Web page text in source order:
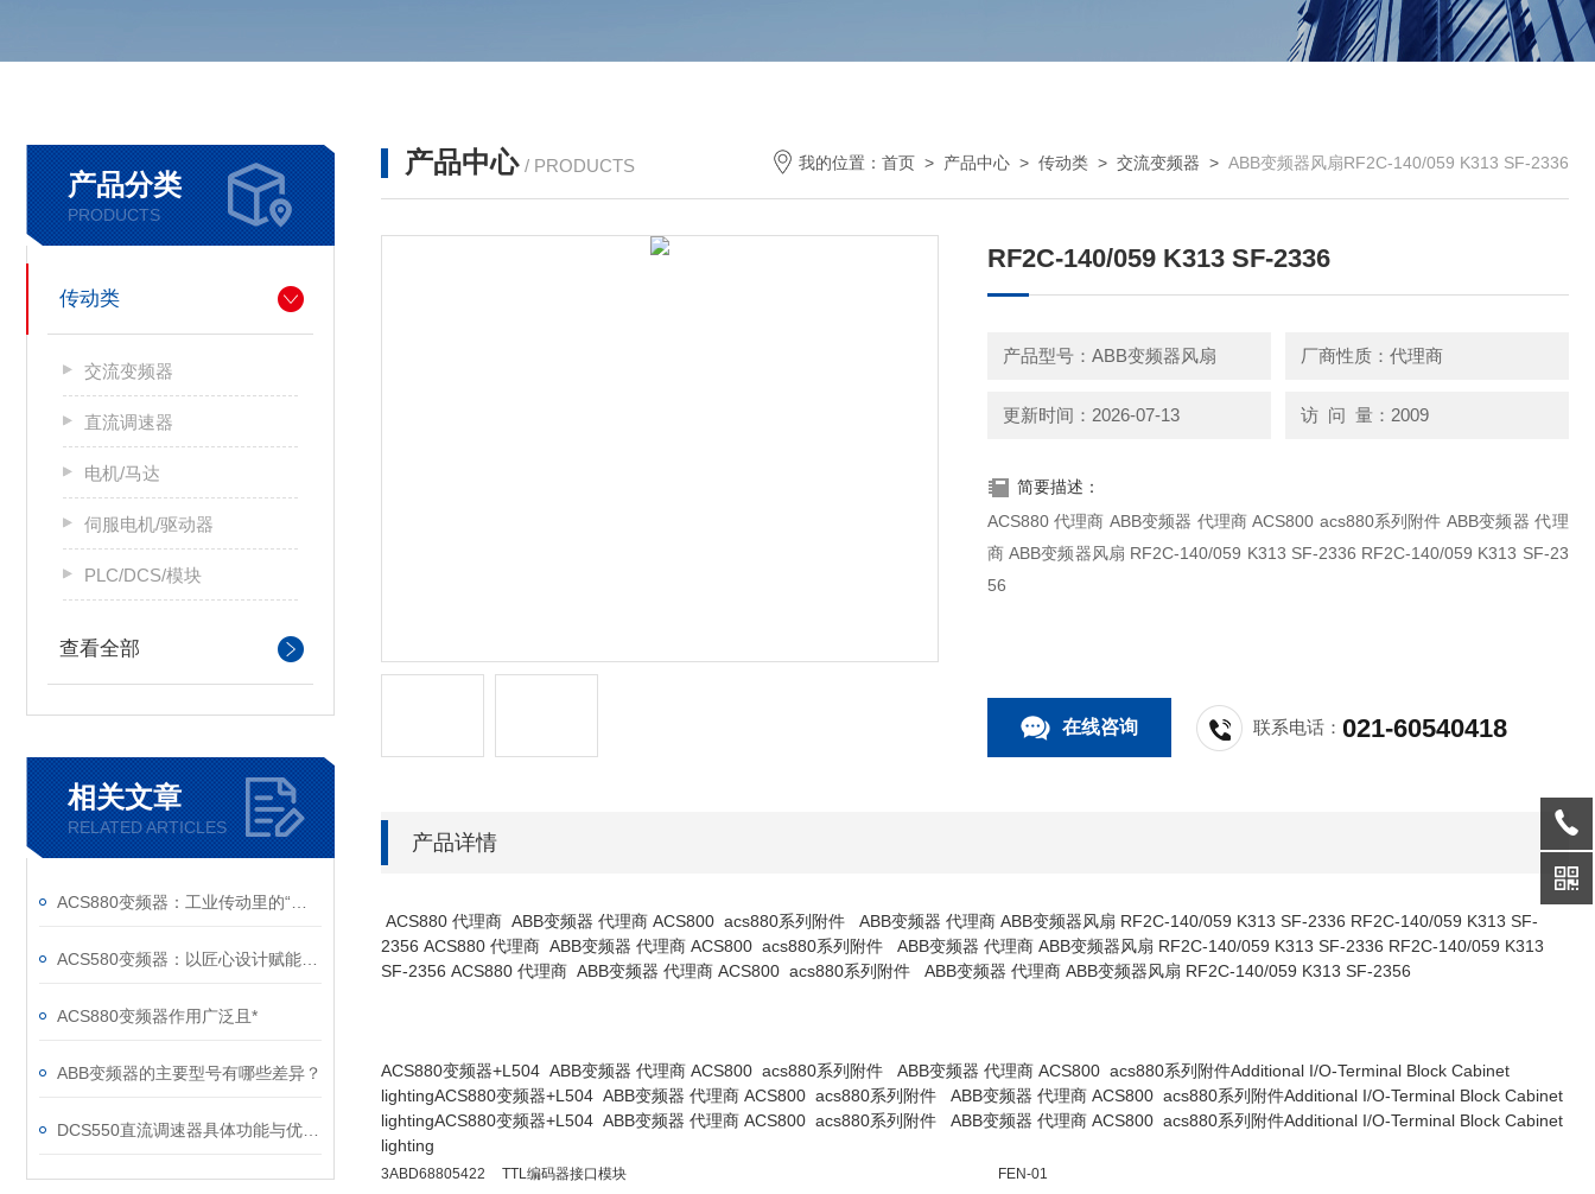
产品分类
PRODUCTS
传动类
交流变频器
直流调速器
电机/马达
伺服电机/驱动器
PLC/DCS/模块
查看全部
相关文章
RELATED ARTICLES
ACS880变频器作用广泛且*
ABB变频器的主要型号有哪些差异？
产品中心 / PRODUCTS 我的位置： 首页 > 产品中心 > 传动类 > 交流变频器 > ABB变频器风扇RF2C-140/059 K313 SF-2336
RF2C-140/059 K313 SF-2336
产品型号：ABB变频器风扇 厂商性质：代理商
更新时间：2026-07-13 访 问 量：2009
简要描述：
ACS880 代理商 ABB变频器 代理商 ACS800 acs880系列附件 ABB变频器 代理
商 ABB变频器风扇 RF2C-140/059 K313 SF-2336 RF2C-140/059 K313 SF-23
56
在线咨询 联系电话：021-60540418
产品详情
ACS880 代理商 ABB变频器 代理商 ACS800 acs880系列附件 ABB变频器 代理商 ABB变频器风扇 RF2C-140/059 K313 SF-2336 RF2C-140/059 K313 SF-
2356 ACS880 代理商 ABB变频器 代理商 ACS800 acs880系列附件 ABB变频器 代理商 ABB变频器风扇 RF2C-140/059 K313 SF-2336 RF2C-140/059 K313
SF-2356 ACS880 代理商 ABB变频器 代理商 ACS800 acs880系列附件 ABB变频器 代理商 ABB变频器风扇 RF2C-140/059 K313 SF-2356
ACS880变频器+L504 ABB变频器 代理商 ACS800 acs880系列附件 ABB变频器 代理商 ACS800 acs880系列附件Additional I/O-Terminal Block Cabinet
lightingACS880变频器+L504 ABB变频器 代理商 ACS800 acs880系列附件 ABB变频器 代理商 ACS800 acs880系列附件Additional I/O-Terminal Block Cabinet
lightingACS880变频器+L504 ABB变频器 代理商 ACS800 acs880系列附件 ABB变频器 代理商 ACS800 acs880系列附件Additional I/O-Terminal Block Cabinet
lighting
3ABD68805422 TTL编码器接口模块
FEN-01